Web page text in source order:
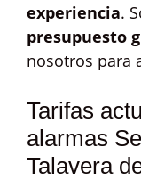
experiencia.
presupuesto
nosotros para
Tarifas
alarmas
Talavera